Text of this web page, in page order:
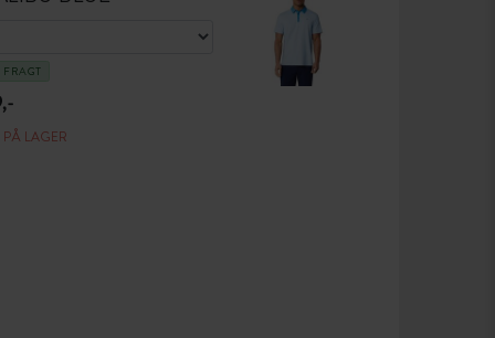
FRAGT
PÅ LAGER